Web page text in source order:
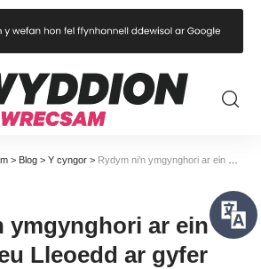
> Blog > Y cyngor > Rydym ni’n ymgynghori ar ein Cynllun Creu Lleoedd ar gyfer Canol Dinas Wrecsam
ymgynghori ar ein
Lleoedd ar gyfer